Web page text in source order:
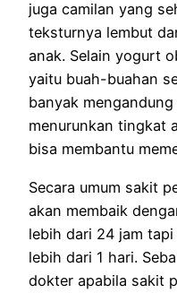
juga camilan yang
teksturnya lembut
anak. Selain yogurt
yaitu buah-buahan
banyak
menurunkan tingkat
bisa membantu
Secara umum sakit
akan membaik
lebih dari 24 jam
lebih dari 1 hari.
dokter apabila sakit